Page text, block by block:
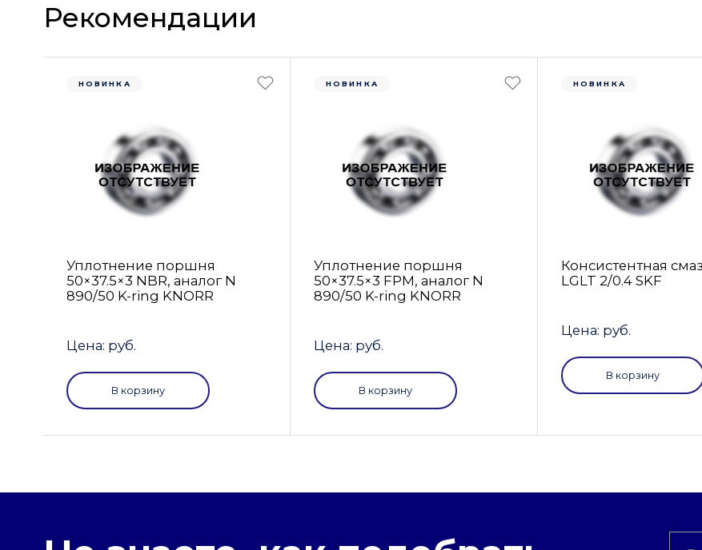
Рекомендации
НОВИНКА
Уплотнение поршня
50×37.5×3 NBR, аналог N
890/50 K-ring KNORR
Цена: руб.
В корзину
НОВИНКА
Уплотнение поршня
50×37.5×3 FРM, аналог N
890/50 K-ring KNORR
Цена: руб.
В корзину
НОВИНКА
Консистентная
LGLT 2/0.4 SKF
Цена: руб.
В корзину